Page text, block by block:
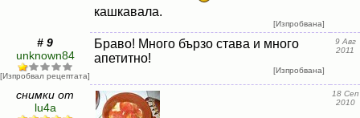
кашкавала.
[Изпробвана]
# 9
unknown84
[Изпробвал рецептата]
Браво! Много бързо става и много
апетитно!
[Изпробвана]
9 Авг
2011
снимки от
lu4a
18 Сеп
2010